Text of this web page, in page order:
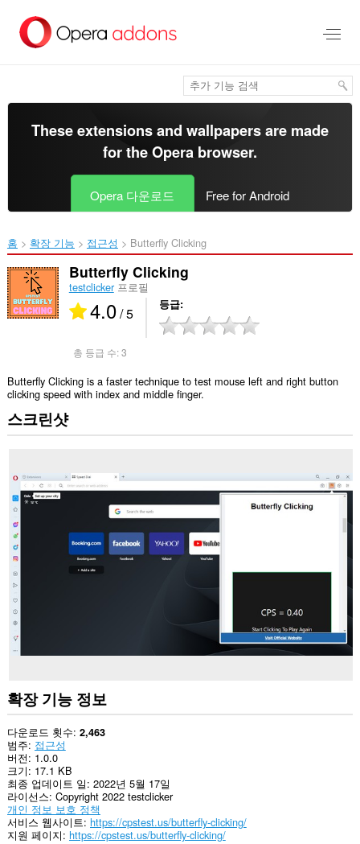
건
These extensions and wallpapers are made
for theOpera browser.
Opera 다운로드 Free for Android
홈 확장 기능 접근성 Butterfly Clicking‎
Butterfly Clicking
testclicker프로필
4.0/ 5 등급
총 등급 수:3
Butterfly Clicking is a faster technique to test mouse left and right button
clicking speed with index and middle finger.
스크린샷
확장 기능 정보
다운로드 횟수 2,463
범주 접근성
버전 1.0.0
크기 17.1 KB
최종 업데이트 일 2022년 5월 17일
라이선스 Copyright 2022 testclicker
개인 정보 보호 정책
서비스 웹사이트 https://cpstest.us/butterfly-clicking/
지원 페이지 https://cpstest.us/butterfly-clicking/